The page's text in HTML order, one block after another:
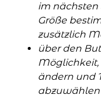
im nächsten
Größe
zusätzlich
über den
Möglichkeit,
ändern und
abzuwählen